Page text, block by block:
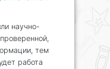
научно-
тем
работа